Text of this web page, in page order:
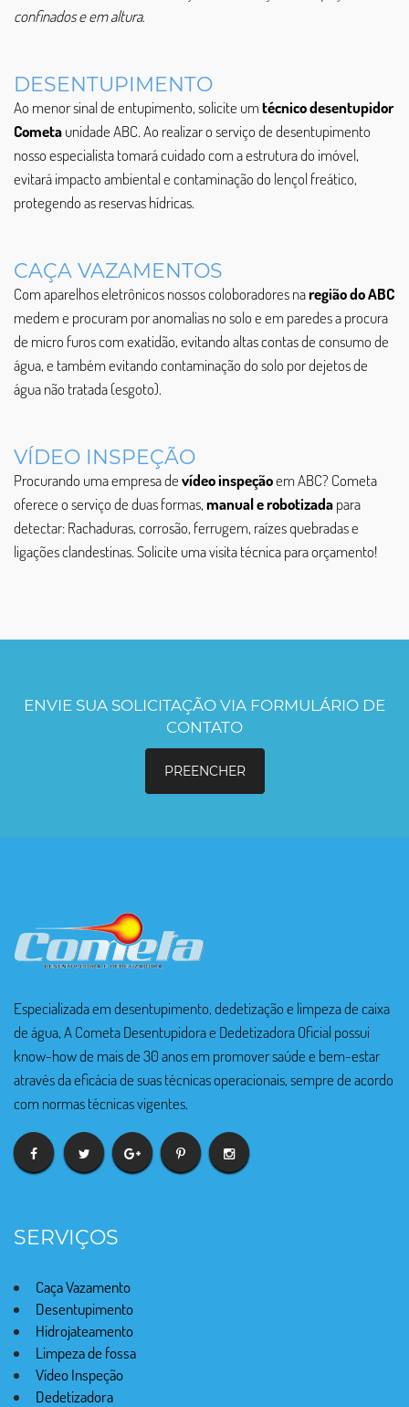
confinados e em altura.
DESENTUPIMENTO
Ao menor sinal de entupimento, solicite umtécnico desentupidor
Cometaunidade ABC. Ao realizar o serviço de desentupimento
nosso especialista tomará cuidado com a estrutura do imóvel,
evitará impacto ambiental e contaminação do lençol freático,
protegendo as reservas hídricas.
CAÇA VAZAMENTOS
Com aparelhos eletrônicos nossos coloboradores naregião do ABC
medem e procuram por anomalias no solo e em paredes a procura
de micro furos com exatidão, evitando altas contas de consumo de
água, e também evitando contaminação do solo por dejetos de
água não tratada (esgoto).
VÍDEO INSPEÇÃO
Procurando uma empresa devídeo inspeçãoem ABC? Cometa
oferece o serviço de duas formas,manual e robotizadapara
detectar: Rachaduras, corrosão, ferrugem, raízes quebradas e
ligações clandestinas. Solicite uma visita técnica para orçamento!
ENVIE SUA SOLICITAÇÃO VIA FORMULÁRIO DE
CONTATO
PREENCHER
Especializada em desentupimento, dedetização e limpeza de caixa
de água, A Cometa Desentupidora e Dedetizadora Oficial possui
know-how de mais de 30 anos em promover saúde e bem-estar
através da eficácia de suas técnicas operacionais, sempre de acordo
com normas técnicas vigentes.
SERVIÇOS
Caça Vazamento
Desentupimento
Hidrojateamento
Limpeza de fossa
Vídeo Inspeção
Dedetizadora